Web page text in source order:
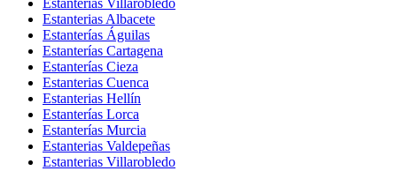
Estanterias Villarobledo
Estanterias Albacete
Estanterías Águilas
Estanterías Cartagena
Estanterías Cieza
Estanterias Cuenca
Estanterias Hellín
Estanterías Lorca
Estanterías Murcia
Estanterias Valdepeñas
Estanterias Villarobledo